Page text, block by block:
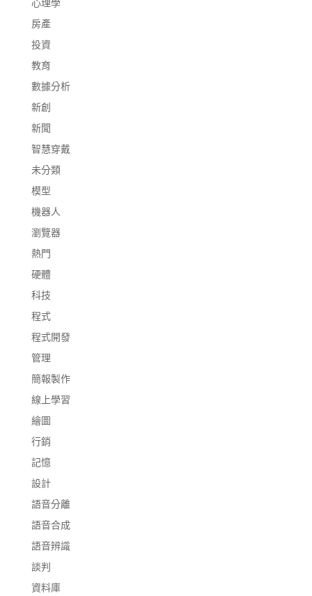
房產
投資
教育
數據分析
新創
新聞
智慧穿戴
未分類
模型
機器人
瀏覽器
熱門
硬體
科技
程式
程式開發
管理
簡報製作
線上學習
繪圖
行銷
記憶
設計
語音分離
語音合成
語音辨識
談判
資料庫